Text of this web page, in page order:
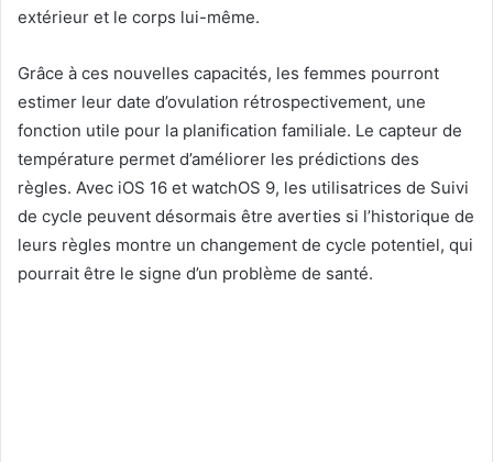
extérieur et le corps lui-même.
Grâce à ces nouvelles capacités, les femmes pourront
estimer leur date d’ovulation rétrospectivement, une
fonction utile pour la planification familiale. Le capteur de
température permet d’améliorer les prédictions des
règles. Avec iOS 16 et watchOS 9, les utilisatrices de Suivi
de cycle peuvent désormais être averties si l’historique de
leurs règles montre un changement de cycle potentiel, qui
pourrait être le signe d’un problème de santé.